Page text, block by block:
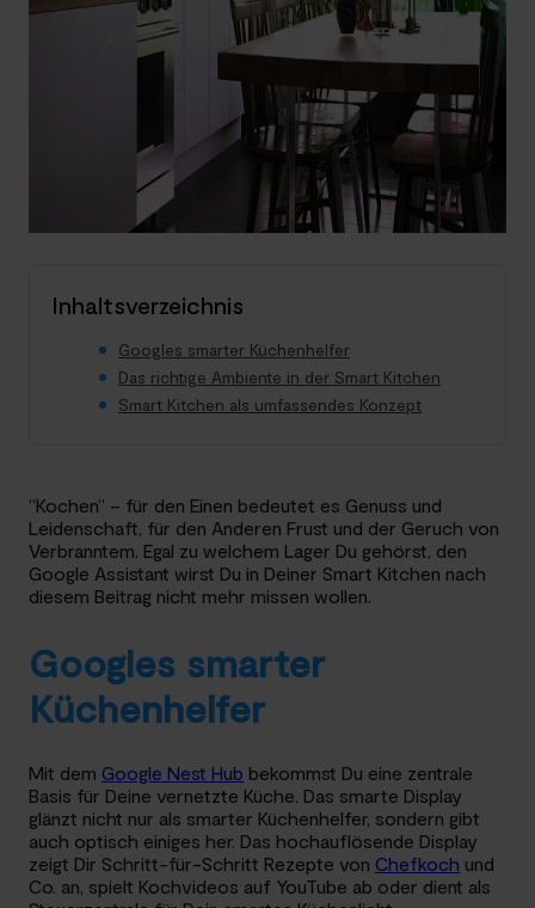
Inhaltsverzeichnis
Googles smarter Küchenhelfer
Das richtige Ambiente in der Smart Kitchen
Smart Kitchen als umfassendes Konzept
“Kochen” – für den Einen bedeutet es Genuss und
Leidenschaft, für den Anderen Frust und der Geruch von
Verbranntem. Egal zu welchem Lager Du gehörst, den
Google Assistant wirst Du in Deiner Smart Kitchen nach
diesem Beitrag nicht mehr missen wollen.
Googles smarter
Küchenhelfer
Mit dem Google Nest Hub bekommst Du eine zentrale
Basis für Deine vernetzte Küche. Das smarte Display
glänzt nicht nur als smarter Küchenhelfer, sondern gibt
auch optisch einiges her. Das hochauflösende Display
zeigt Dir Schritt-für-Schritt Rezepte von Chefkoch und
Co. an, spielt Kochvideos auf YouTube ab oder dient als